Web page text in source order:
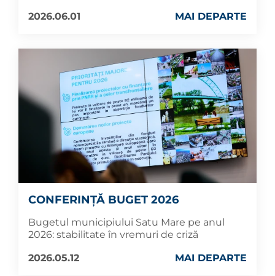
2026.06.01
MAI DEPARTE
CONFERINȚĂ BUGET 2026
Bugetul municipiului Satu Mare pe anul
2026: stabilitate în vremuri de criză
2026.05.12
MAI DEPARTE